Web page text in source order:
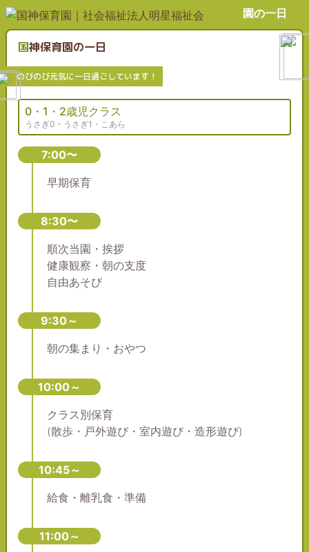
園の一日
国神保育園の一日
のびのび元気に一日過ごしています！
0・1・2歳児クラス
うさぎ0・うさぎ1・こあら
7:00〜
早期保育
8:30〜
順次当園・挨拶
健康観察・朝の支度
自由あそび
9:30～
朝の集まり・おやつ
10:00～
クラス別保育
(散歩・戸外遊び・室内遊び・造形遊び)
10:45～
給食・離乳食・準備
11:00～